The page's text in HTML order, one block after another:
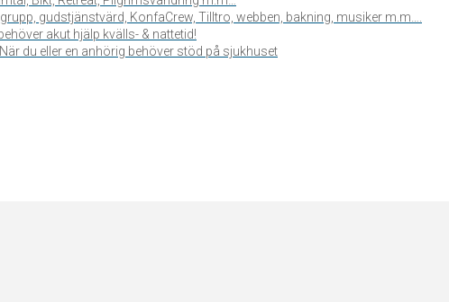
gudstjänstvärd, KonfaCrew, Tilltro, webben, bakning, musiker m.m….
akut hjälp kvälls- & nattetid!
När du eller en anhörig behöver stöd på sjukhuset